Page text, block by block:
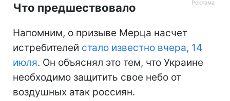
Что предшествовало
Напомним, о призыве Мерца насчет
истребителей стало известно вчера, 14
июля. Он объяснял это тем, что Украине
необходимо защитить свое небо от
воздушных атак россиян.